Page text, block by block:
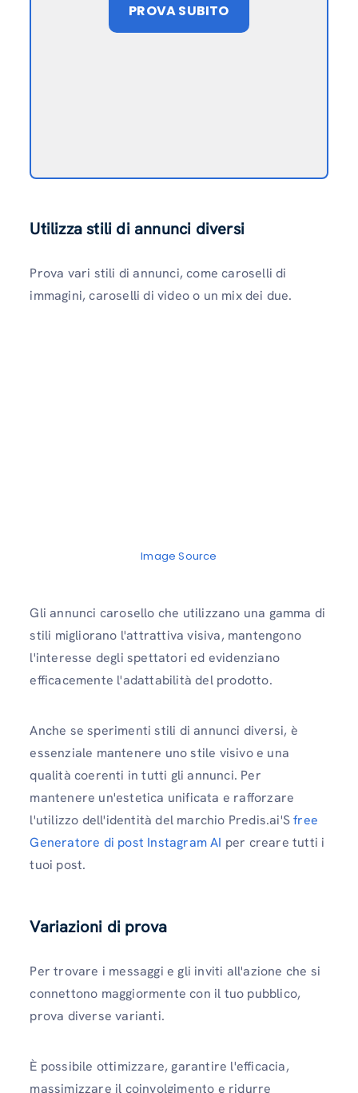
PROVA SUBITO
Utilizza stili di annunci diversi
Prova vari stili di annunci, come caroselli di
immagini, caroselli di video o un mix dei due.
Image Source
Gli annunci carosello che utilizzano una gamma di
stili migliorano l'attrattiva visiva, mantengono
l'interesse degli spettatori ed evidenziano
efficacemente l'adattabilità del prodotto.
Anche se sperimenti stili di annunci diversi, è
essenziale mantenere uno stile visivo e una
qualità coerenti in tutti gli annunci. Per
mantenere un'estetica unificata e rafforzare
l'utilizzo dell'identità del marchio Predis.ai'Sfree
Generatore di post Instagram AI per creare tutti i
tuoi post.
Variazioni di prova
Per trovare i messaggi e gli inviti all'azione che si
connettono maggiormente con il tuo pubblico,
prova diverse varianti.
È possibile ottimizzare, garantire l'efficacia,
massimizzare il coinvolgimento e ridurre